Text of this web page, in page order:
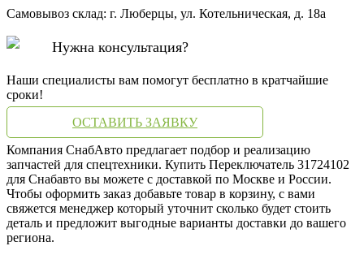
Самовывоз склад: г. Люберцы, ул. Котельническая, д. 18а
Нужна консультация?
Наши специалисты вам помогут бесплатно в кратчайшие
сроки!
ОСТАВИТЬ ЗАЯВКУ
Компания СнабАвто предлагает подбор и реализацию
запчастей для спецтехники. Купить Переключатель 31724102
для Снабавто вы можете с доставкой по Москве и России.
Чтобы оформить заказ добавьте товар в корзину, с вами
свяжется менеджер который уточнит сколько будет стоить
деталь и предложит выгодные варианты доставки до вашего
региона.